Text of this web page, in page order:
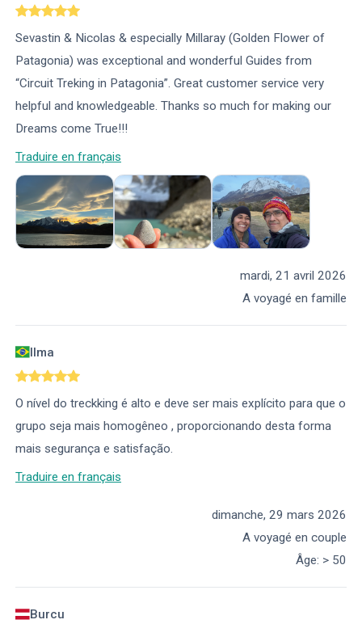
Sevastin & Nicolas & especially Millaray (Golden Flower of
Patagonia) was exceptional and wonderful Guides from
“Circuit Treking in Patagonia”. Great customer service very
helpful and knowledgeable. Thanks so much for making our
Dreams come True!!!
Traduire en français
mardi, 21 avril 2026
A voyagé en famille
Ilma
O nível do treckking é alto e deve ser mais explícito para que o
grupo seja mais homogêneo , proporcionando desta forma
mais segurança e satisfação.
Traduire en français
dimanche, 29 mars 2026
A voyagé en couple
Âge: > 50
Burcu